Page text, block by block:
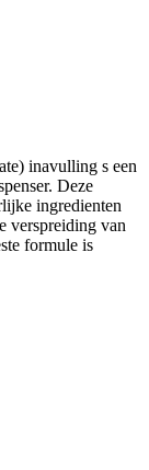
inavulling s een
Deze
ingredienten
verspreiding van
formule is